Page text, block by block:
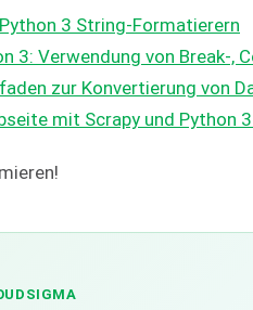
3 String-Formatierern
3: Verwendung von Break-,
zur Konvertierung von
mit Scrapy und Python